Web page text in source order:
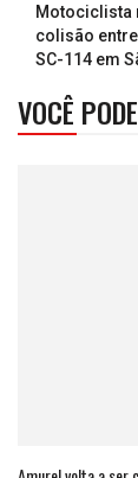
Motociclista
colisão
SC-114 em
VOCÊ